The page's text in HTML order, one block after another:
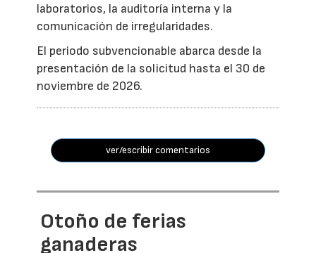
laboratorios, la auditoría interna y la
comunicación de irregularidades.
El periodo subvencionable abarca desde la
presentación de la solicitud hasta el 30 de
noviembre de 2026.
ver/escribir comentarios
Otoño de ferias
ganaderas